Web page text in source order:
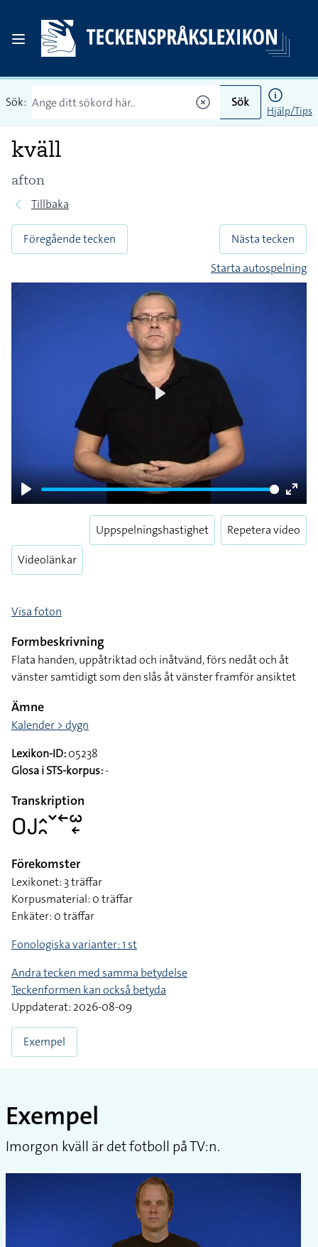
Sök: Sök
Hjälp/Tips
kväll
afton
Tillbaka
Föregående tecken
Nästa tecken
Starta autospelning
Play
Enter
Videolänkar
Uppspelningshastighet Repetera video
Visa foton
Formbeskrivning
Flata handen, uppåtriktad och inåtvänd, förs nedåt och åt
vänster samtidigt som den slås åt vänster framför ansiktet
Ämne
Kalender > dygn
Lexikon-ID:05238
Glosa i STS-korpus:-
Transkription
􌤆􌤢􌤵􌥘􌥧􌥢􌥱􌦈
Förekomster
Lexikonet: 3 träffar
Korpusmaterial: 0 träffar
Enkäter: 0 träffar
Fonologiska varianter: 1 st
Andra tecken med samma betydelse
Teckenformen kan också betyda
Uppdaterat: 2026-08-09
Exempel
Exempel
Imorgon kväll är det fotboll på TV:n.